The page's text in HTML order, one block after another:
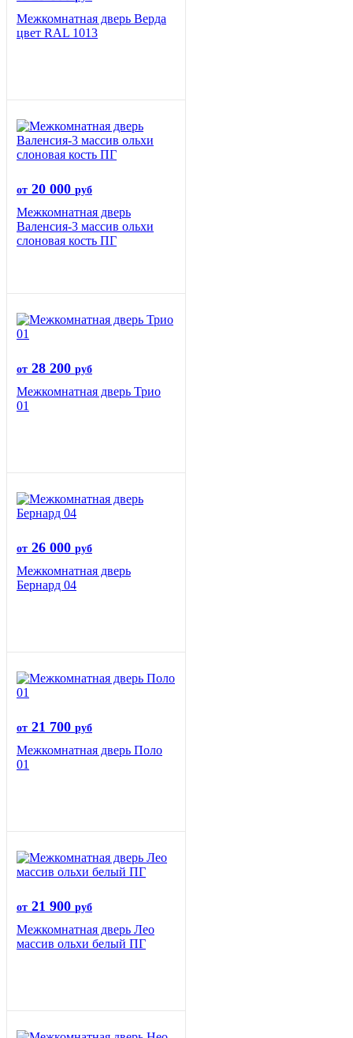
Межкомнатная дверь Верда
цвет RAL 1013
от 20 000 руб
Межкомнатная дверь
Валенсия-3 массив ольхи
слоновая кость ПГ
от 28 200 руб
Межкомнатная дверь Трио
01
от 26 000 руб
Межкомнатная дверь
Бернард 04
от 21 700 руб
Межкомнатная дверь Поло
01
от 21 900 руб
Межкомнатная дверь Лео
массив ольхи белый ПГ